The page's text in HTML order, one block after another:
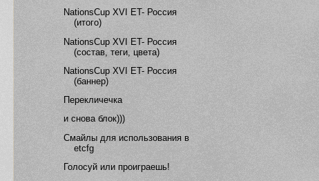
NationsCup XVI ET- Россия
(итого)
NationsCup XVI ET- Россия
(состав, теги, цвета)
NationsCup XVI ET- Россия
(баннер)
Перекличечка
и снова блок)))
Смайлы для использования в
etcfg
Голосуй или проиграешь!